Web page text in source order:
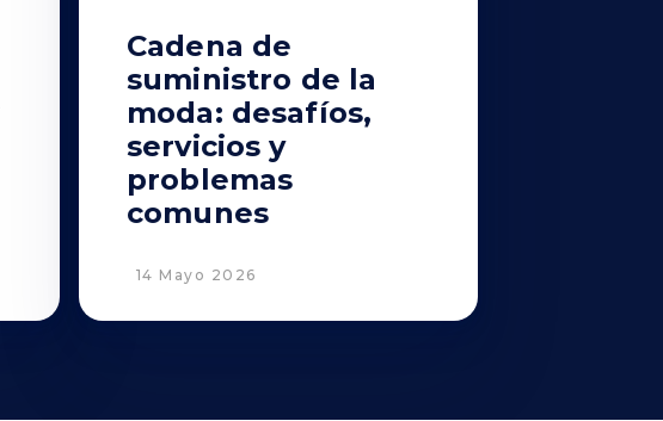
Cadena de
suministro de la
moda: desafíos,
servicios y
problemas
comunes
14 Mayo 2026